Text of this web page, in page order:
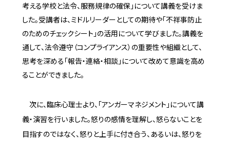
考える学校と法令、服務規律の確保」について講義を受けま
した。受講者は、ミドルリーダーとしての期待や「不祥事防止
のためのチェックシート」の活用について学びました。講義を
通して、法令遵守（コンプライアンス）の重要性や組織として、
思考を深める「報告・連絡・相談」について改めて意識を高め
ることができました。
次に、臨床心理士より、「アンガーマネジメント」について講
義・演習を行いました。怒りの感情を理解し、怒らないことを
目指すのではなく、怒りと上手に付き合う、あるいは、怒りを